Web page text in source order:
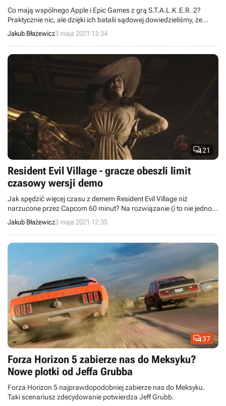
Co mają wspólnego Apple i Epic Games z grą S.T.A.L.K.E.R. 2?
Praktycznie nic, ale dzięki ich batalii sądowej dowiedzieliśmy, że
dzieło studia GSC Game Word będzie konsolowym tytułem
ekskluzywnym dla Xboksa Series X/S tylko przez pewien czas.
Jakub Błażewicz3 maja 2021 13:34
21
Resident Evil Village - gracze obeszli limit
czasowy wersji demo
Jak spędzić więcej czasu z demem Resident Evil Village niż
narzucone przez Capcom 60 minut? Na rozwiązanie (i to nie jedno)
wpadli pecetowi gracze, którzy podzielili się swoimi odkryciami na
Steamie.
Jakub Błażewicz3 maja 2021 12:35
37
Forza Horizon 5 zabierze nas do Meksyku?
Nowe plotki od Jeffa Grubba
Forza Horizon 5 najprawdopodobniej zabierze nas do Meksyku.
Taki scenariusz zdecydowanie potwierdza Jeff Grubb.